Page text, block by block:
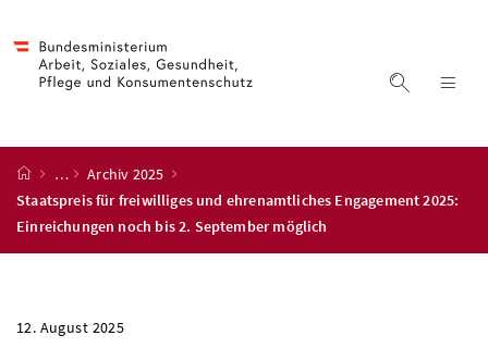
Suche
Startseite
…
Archiv 2025
Staatspreis für freiwilliges und ehrenamtliches Engagement 2025:
Einreichungen noch bis 2. September möglich
12. August 2025